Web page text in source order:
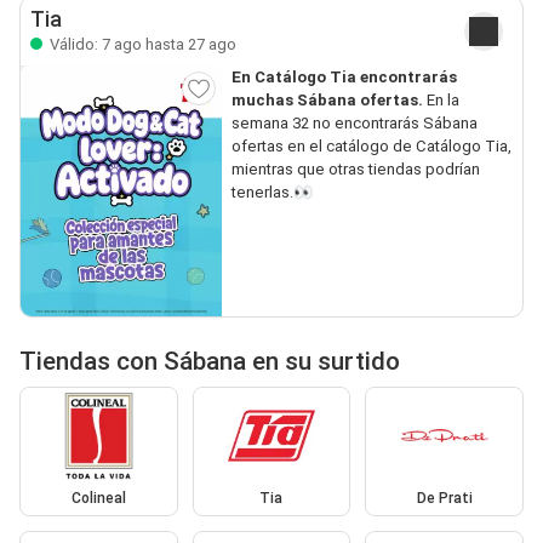
Tia
Válido: 7 ago hasta 27 ago
En Catálogo Tia encontrarás
muchas Sábana ofertas. En la
semana 32 no encontrarás Sábana
ofertas en el catálogo de Catálogo Tia,
mientras que otras tiendas podrían
tenerlas.👀
Tiendas con Sábana en su surtido
Colineal Tia De Prati